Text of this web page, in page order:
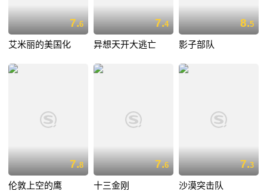
7.6
艾米丽的美国化
7.4
异想天开大逃亡
8.5
影子部队
7.8
伦敦上空的鹰
7.6
十三金刚
7.3
沙漠突击队